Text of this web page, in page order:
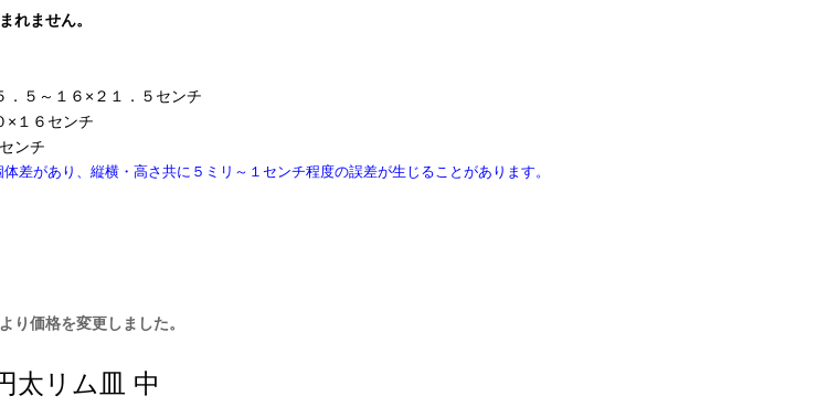
れません。
５～１６×２１．５センチ
×１６センチ
ンチ
差があり、縦横・高さ共に５ミリ～１センチ程度の誤差が生じることがあります。
り価格を変更しました。
太リム皿 中